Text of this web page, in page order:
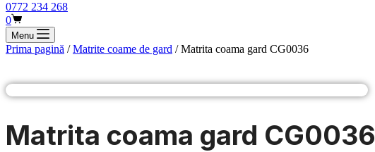
0772 234 268
Coș
de
cumpărături
0
Menu
Prima pagină /Matrite coame de gard / Matrita coama gard CG0036
Matrita coama gard CG0036